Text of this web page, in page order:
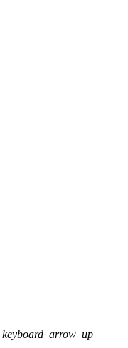
keyboard_arrow_up